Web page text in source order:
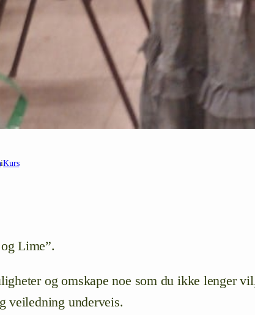
iKurs
Lime”.
og omskape noe som du ikke lenger
veiledning underveis.